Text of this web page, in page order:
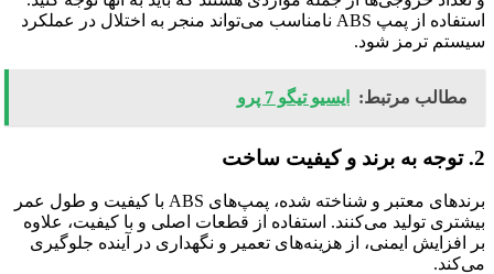
استفاده از پمپ ABS نامناسب می‌تواند منجر به اختلال در عملکرد
سیستم ترمز شود.
مطالب مرتبط: ایسیو تیگو 7 پرو
2. توجه به برند و کیفیت ساخت
برندهای معتبر و شناخته شده، پمپ‌های ABS با کیفیت و طول عمر
بیشتری تولید می‌کنند. استفاده از قطعات اصلی و با کیفیت، علاوه
بر افزایش ایمنی، از هزینه‌های تعمیر و نگهداری در آینده جلوگیری
می‌کند.